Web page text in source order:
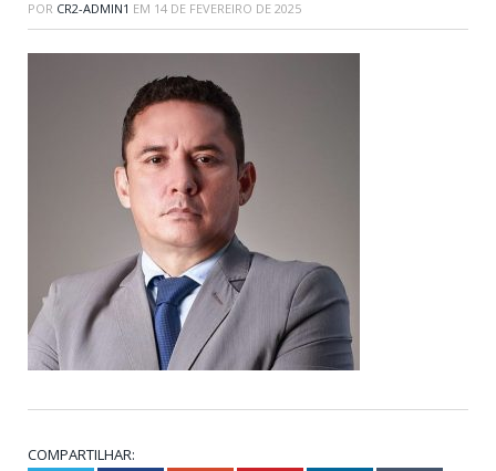
POR CR2-ADMIN1 EM 14 DE FEVEREIRO DE 2025
COMPARTILHAR: